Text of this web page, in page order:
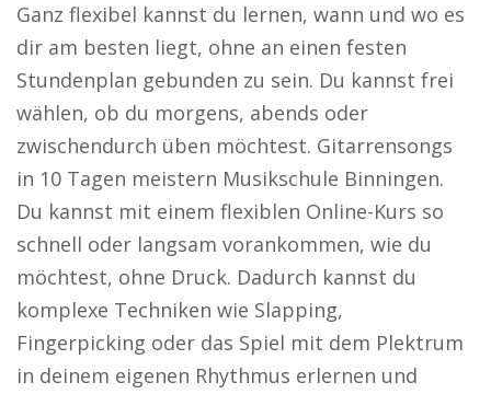
Ganz flexibel kannst du lernen, wann und wo es
dir am besten liegt, ohne an einen festen
Stundenplan gebunden zu sein. Du kannst frei
wählen, ob du morgens, abends oder
zwischendurch üben möchtest. Gitarrensongs
in 10 Tagen meistern Musikschule Binningen.
Du kannst mit einem flexiblen Online-Kurs so
schnell oder langsam vorankommen, wie du
möchtest, ohne Druck. Dadurch kannst du
komplexe Techniken wie Slapping,
Fingerpicking oder das Spiel mit dem Plektrum
in deinem eigenen Rhythmus erlernen und